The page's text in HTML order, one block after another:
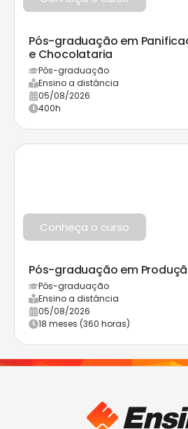
Pós-graduação em
e Chocolataria
Pós-graduação
Ensino a distância
05/08/2026
400h
Conheça o curso
Pós-graduação em
Pós-graduação
Ensino a distância
05/08/2026
18 meses (360 horas)